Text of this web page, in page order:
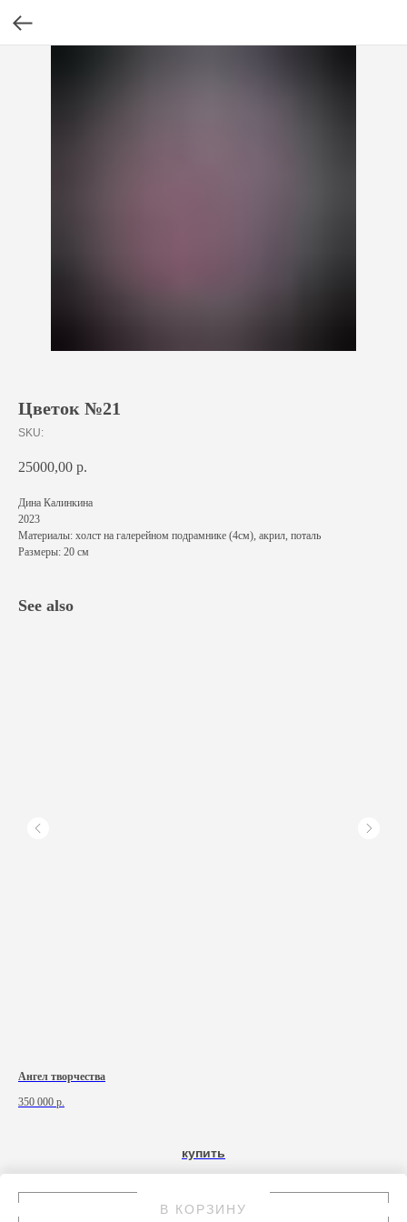
Цветок №21
SKU:
25000,00 р.
В КОРЗИНУ
Дина Калинкина
2023
Материалы: холст на галерейном подрамнике (4см), акрил, поталь
Размеры: 20 см
See also
Ангел творчества
350 000 р.
купить